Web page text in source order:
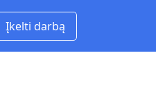
Įkelti darbą